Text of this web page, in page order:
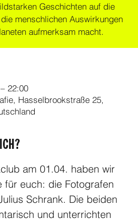
Geschichten auf die
menschlichen Auswirkungen
aufmerksam macht.
22:00
Hasselbrookstraße 25,
am 01.04. haben wir
für euch: die Fotografen
Schrank. Die beiden
und unterrichten